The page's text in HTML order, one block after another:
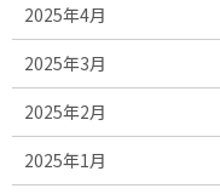
2025年4月
2025年3月
2025年2月
2025年1月